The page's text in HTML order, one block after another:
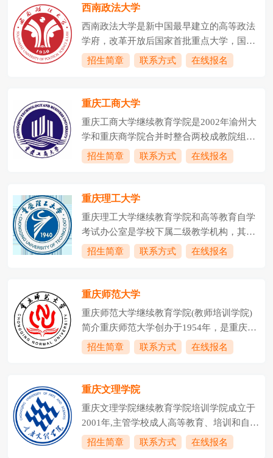
西南政法大学
西南政法大学是新中国最早建立的高等政法
学府，改革开放后国家首批重点大学，国家
首批卓越法律人才教育培养基地，教育部与
重庆市人民政府共建高校，来华留学生中国
能力提升计划入选高校。学校前身为1950年
学。1953年，以西南人民革命大学政法系为
基础，合并当时的重庆大学、四川大学、云
南大学、贵州大学等法律院系，挂牌成立西
1978年，被国务院批准为全国重点大
学;199...
招生简章 联系方式 在线报名
重庆工商大学
重庆工商大学继续教育学院是2002年渝州大
学和重庆商学院合并时整合两校成教院组建
的直属单位，是学校继续教育的归口管理部
门和开展继续教育的办学主体，也是学校服
个科室;现有在职人员19人。重庆工商大学继
展过程中，坚守国家的教育政策和法律法
规，积极与地方政府和企事业单位合作，坚
定走联合办学之路;不断调整专业设置，以适
立、合并、改革等发展过程后，我校继续教
育形成了...
招生简章 联系方式 在线报名
重庆理工大学
重庆理工大学继续教育学院和高等教育自学
考试办公室是学校下属二级教学机构，其主
要职责是归口管理学校所开展的成人高等学
历教育、高等教育自学考试助学以及非学历
办公室)、成教部、自考部、培训部等四个科
训培养基地、重庆市退役军人职业技能培训
基地和重庆理工士继人才培训有限公司、。
学校从1990年开始举办成人高等教育，1994
重庆直辖后首批被重庆市教委和重庆...
招生简章 联系方式 在线报名
重庆师范大学
重庆师范大学继续教育学院(教师培训学院)
简介重庆师范大学创办于1954年，是重庆市
人民政府举办的全日制综合性普通本科院
校，是西部教师教育事业的重要基地之一，
校1986年获批硕士学位授予单位，2003年更
推免单位，2018年获批博士学位授予单位，
2020年综合实力跃升全国高校前200名。校
园面积2688亩, 包括大学城、沙坪坝和北碚
招生简章 联系方式 在线报名
重庆文理学院
重庆文理学院继续教育学院培训学院成立于
2001年,主管学校成人高等教育、培训和自考
社考工作。下设综合办公室、学历教育办公
室、教师培训部、市场拓展部四个科室，现
招生简章 联系方式 在线报名